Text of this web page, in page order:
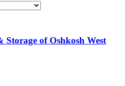
of Oshkosh West